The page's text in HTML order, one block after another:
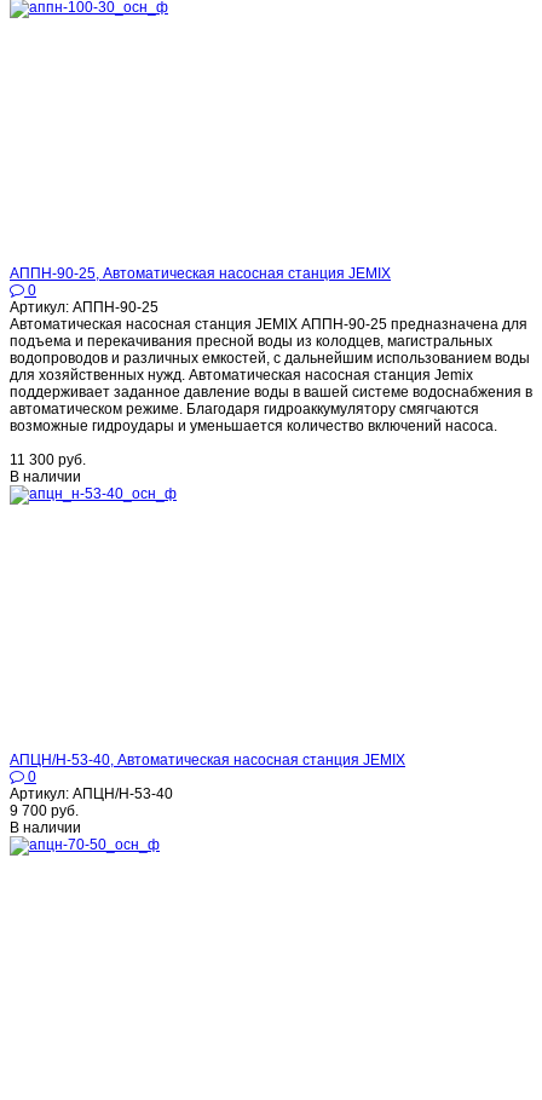
АППН-90-25, Автоматическая насосная станция JEMIX
0
Артикул: АППН-90-25
Автоматическая насосная станция JEMIX АППН-90-25 предназначена для
подъема и перекачивания пресной воды из колодцев, магистральных
водопроводов и различных емкостей, с дальнейшим использованием воды
для хозяйственных нужд. Автоматическая насосная станция Jemix
поддерживает заданное давление воды в вашей системе водоснабжения в
автоматическом режиме. Благодаря гидроаккумулятору смягчаются
возможные гидроудары и уменьшается количество включений насоса.
11 300 руб.
В наличии
АПЦН/Н-53-40, Автоматическая насосная станция JEMIX
0
Артикул: АПЦН/Н-53-40
9 700 руб.
В наличии